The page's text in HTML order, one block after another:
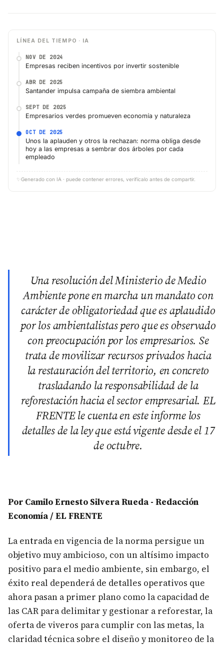
LÍNEA DEL TIEMPO · IA
NOV DE 2024
Empresas reciben incentivos por invertir sostenible
ABR DE 2025
Santander impulsa campaña de siembra ambiental
SEPT DE 2025
Empresarios verdes promueven economía y naturaleza
OCT DE 2025
Unos la aplauden y otros la rechazan: norma obliga desde
hoy a las empresas a sembrar dos árboles por cada
empleado
✨ Generado con IA · puede contener errores, verifícalo antes de compartir.
Una resolución del Ministerio de Medio
Ambiente pone en marcha un mandato con
carácter de obligatoriedad que es aplaudido
por los ambientalistas pero que es observado
con preocupación por los empresarios. Se
trata de movilizar recursos privados hacia
la restauración del territorio, en concreto
trasladando la responsabilidad de la
reforestación hacia el sector empresarial. EL
FRENTE le cuenta en este informe los
detalles de la ley que está vigente desde el 17
de octubre.
Por Camilo Ernesto Silvera Rueda - Redacción
Economía / EL FRENTE
La entrada en vigencia de la norma persigue un
objetivo muy ambicioso, con un altísimo impacto
positivo para el medio ambiente, sin embargo, el
éxito real dependerá de detalles operativos que
ahora pasan a primer plano como la capacidad de
las CAR para delimitar y gestionar a reforestar, la
oferta de viveros para cumplir con las metas, la
claridad técnica sobre el diseño y monitoreo de la